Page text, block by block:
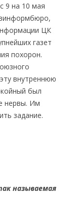
9 на 10 мая
ЦК
газет
похорон.
внутреннюю
был
нервы. Им
задание.
называемая